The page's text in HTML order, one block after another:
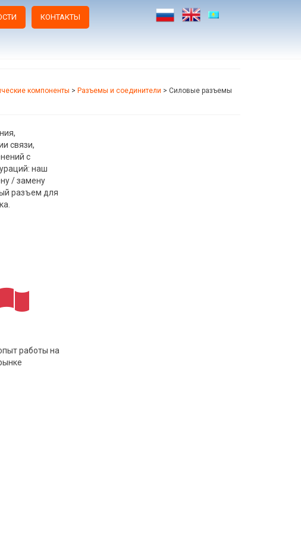
КОНТАКТЫ
компоненты > Разъемы и соединители > Силовые разъемы
связи,
с
наш
/ замену
разъем для
работы на